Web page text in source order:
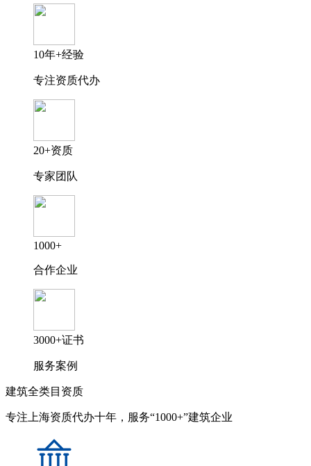
10年+经验
专注资质代办
20+资质
专家团队
1000+
合作企业
3000+证书
服务案例
建筑全类目资质
专注上海资质代办十年，服务“1000+”建筑企业